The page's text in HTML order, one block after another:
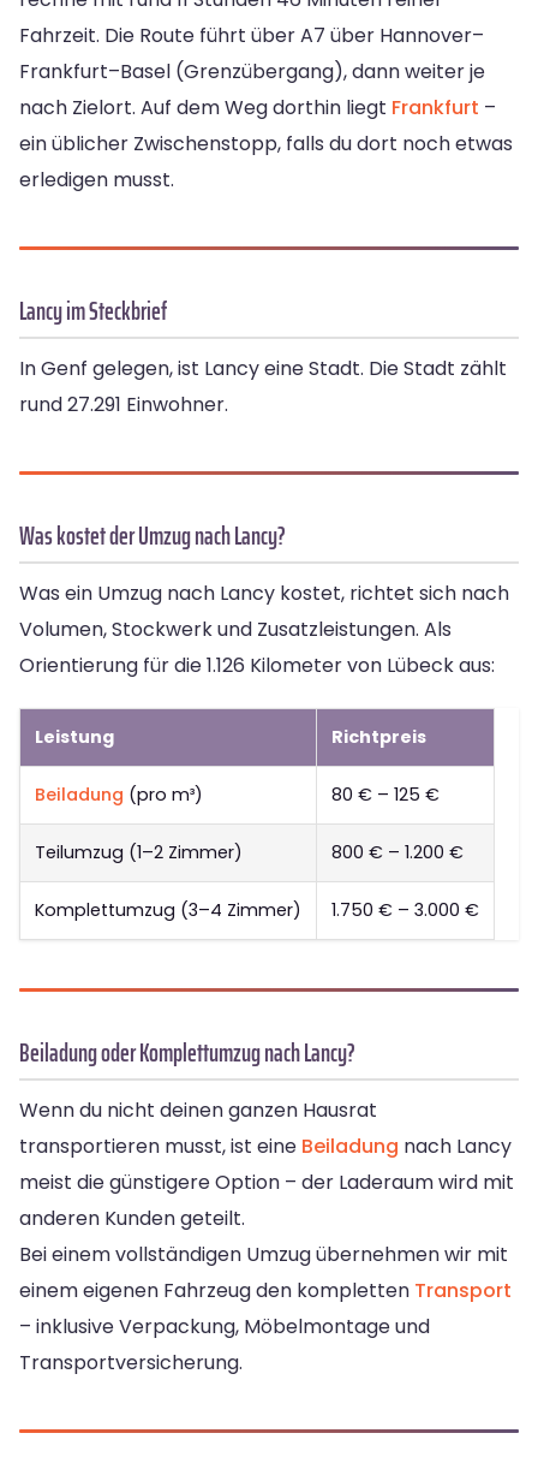
Fahrzeit. Die Route führt über A7 über Hannover–
Frankfurt–Basel (Grenzübergang), dann weiter je
nach Zielort. Auf dem Weg dorthin liegt Frankfurt –
ein üblicher Zwischenstopp, falls du dort noch etwas
erledigen musst.
Lancy im Steckbrief
In Genf gelegen, ist Lancy eine Stadt. Die Stadt zählt
rund 27.291 Einwohner.
Was kostet der Umzug nach Lancy?
Was ein Umzug nach Lancy kostet, richtet sich nach
Volumen, Stockwerk und Zusatzleistungen. Als
Orientierung für die 1.126 Kilometer von Lübeck aus:
Leistung Richtpreis
Beiladung (pro m³) 80 € – 125 €
Teilumzug (1–2 Zimmer) 800 € – 1.200 €
Komplettumzug (3–4 Zimmer) 1.750 € – 3.000 €
Beiladung oder Komplettumzug nach Lancy?
Wenn du nicht deinen ganzen Hausrat
transportieren musst, ist eine Beiladung nach Lancy
meist die günstigere Option – der Laderaum wird mit
anderen Kunden geteilt.
Bei einem vollständigen Umzug übernehmen wir mit
einem eigenen Fahrzeug den kompletten Transport
– inklusive Verpackung, Möbelmontage und
Transportversicherung.